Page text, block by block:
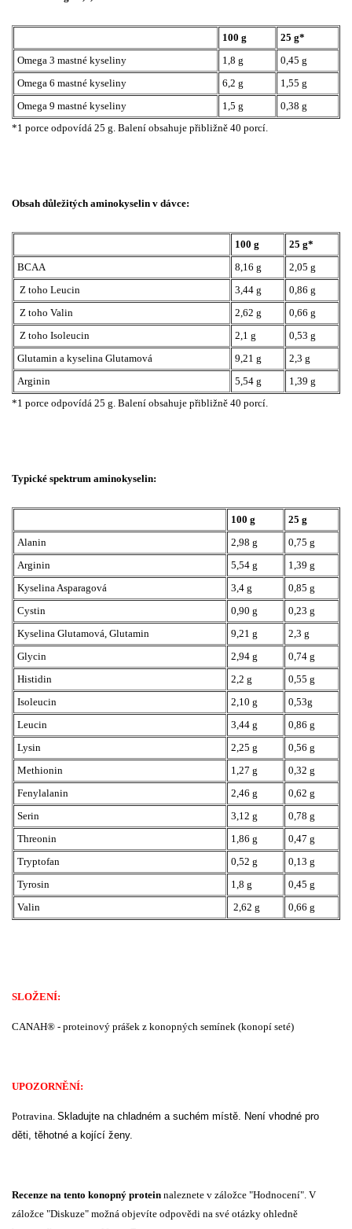
100 g
25 g*
Omega 3 mastné kyseliny
1,8 g
0,45 g
Omega 6 mastné kyseliny
6,2 g
1,55 g
Omega 9 mastné kyseliny
1,5 g
0,38 g
*1 porce odpovídá 25 g. Balení obsahuje přibližně 40 porcí.
Obsah důležitých aminokyselin v dávce:
100 g
25 g*
BCAA
8,16 g
2,05 g
Z toho Leucin
3,44 g
0,86 g
Z toho Valin
2,62 g
0,66 g
Z toho Isoleucin
2,1 g
0,53 g
Glutamin a kyselina Glutamová
9,21 g
2,3 g
Arginin
5,54 g
1,39 g
*1 porce odpovídá 25 g. Balení obsahuje přibližně 40 porcí.
Typické spektrum aminokyselin:
100 g
25 g
Alanin
2,98 g
0,75 g
Arginin
5,54 g
1,39 g
Kyselina Asparagová
3,4 g
0,85 g
Cystin
0,90 g
0,23 g
Kyselina Glutamová, Glutamin
9,21 g
2,3 g
Glycin
2,94 g
0,74 g
Histidin
2,2 g
0,55 g
Isoleucin
2,10 g
0,53g
Leucin
3,44 g
0,86 g
Lysin
2,25 g
0,56 g
Methionin
1,27 g
0,32 g
Fenylalanin
2,46 g
0,62 g
Serin
3,12 g
0,78 g
Threonin
1,86 g
0,47 g
Tryptofan
0,52 g
0,13 g
Tyrosin
1,8 g
0,45 g
Valin
2,62 g 0,66 g
SLOŽENÍ:
CANAH® - proteinový prášek z konopných semínek (konopí seté)
UPOZORNĚNÍ:
Potravina. Skladujte na chladném a suchém místě. Není vhodné pro
děti, těhotné a kojící ženy.
Recenze na tento konopný protein naleznete v záložce "Hodnocení". V
záložce "Diskuze" možná objevíte odpovědi na své otázky ohledně